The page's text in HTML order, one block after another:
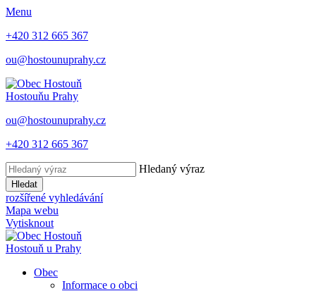
Menu
+420 312 665 367
ou@hostounuprahy.cz
Hostouňu Prahy
ou@hostounuprahy.cz
+420 312 665 367
Hledaný výraz
Hledat
rozšířené vyhledávání
Mapa webu
Vytisknout
Hostouň u Prahy
Obec
Informace o obci